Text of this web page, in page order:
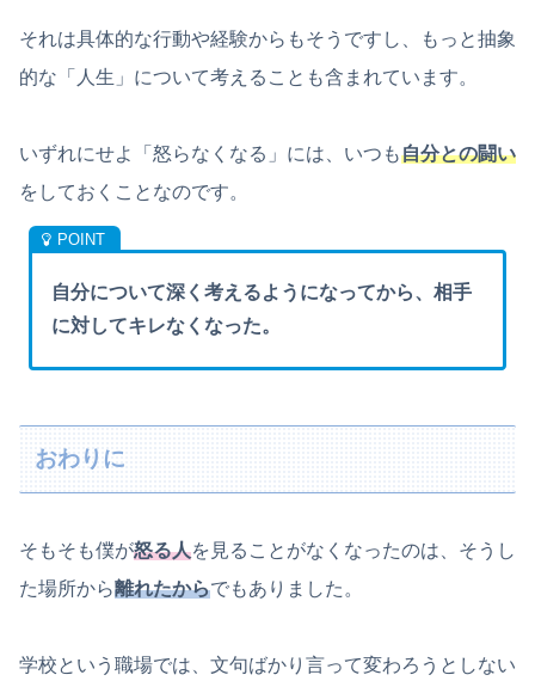
それは具体的な行動や経験からもそうですし、もっと抽象
的な「人生」について考えることも含まれています。
いずれにせよ「怒らなくなる」には、いつも自分との闘い
をしておくことなのです。
自分について深く考えるようになってから、相手
に対してキレなくなった。
おわりに
そもそも僕が怒る人を見ることがなくなったのは、そうし
た場所から離れたからでもありました。
学校という職場では、文句ばかり言って変わろうとしない